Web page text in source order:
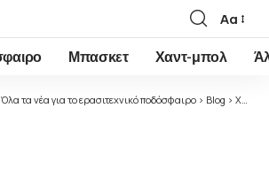
Font
Resizer
Αα
Μπασκετ Χαντ-μπολ
τα νέα για το ερασιτεχνικό ποδόσφαιρο > Blog > Χωρίς κατηγορία